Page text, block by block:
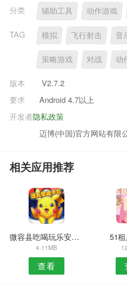
分类
辅助工具 动作游戏
TAG 模拟 飞行射击 音
策略游戏 对战 动
版本
V2.7.2
要求
Android 4.7以上
隐私政策
开发者
迈博(中国)官方网站有限
相关应用推荐
微容县吃喝玩乐安卓版
4.11MB
查看
51